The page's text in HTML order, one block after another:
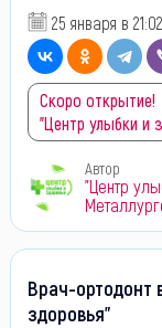
25 января в 21:02
Скоро открытие!
"Центр улыбки и
Автор
"Центр
Врач-ортодонт
здоровья"